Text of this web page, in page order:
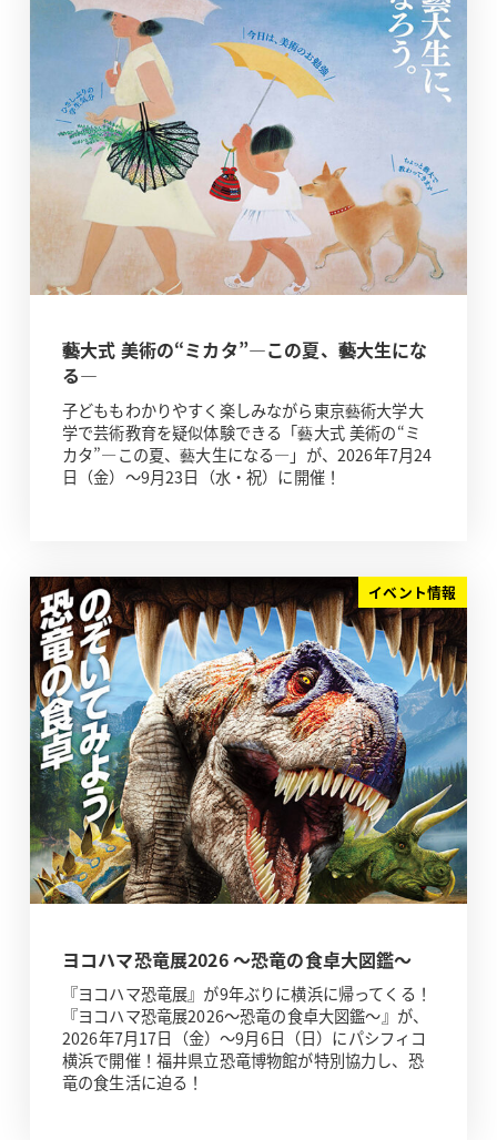
藝大式 美術の“ミカタ”―この夏、藝大生にな
る―
子どももわかりやすく楽しみながら東京藝術大学大
学で芸術教育を疑似体験できる「藝大式 美術の“ミ
カタ”―この夏、藝大生になる―」が、2026年7月24
日（金）～9月23日（水・祝）に開催！
イベント情報
ヨコハマ恐竜展2026 ～恐竜の食卓大図鑑～
『ヨコハマ恐竜展』が9年ぶりに横浜に帰ってくる！
『ヨコハマ恐竜展2026～恐竜の食卓大図鑑～』が、
2026年7月17日（金）～9月6日（日）にパシフィコ
横浜で開催！福井県立恐竜博物館が特別協力し、恐
竜の食生活に迫る！